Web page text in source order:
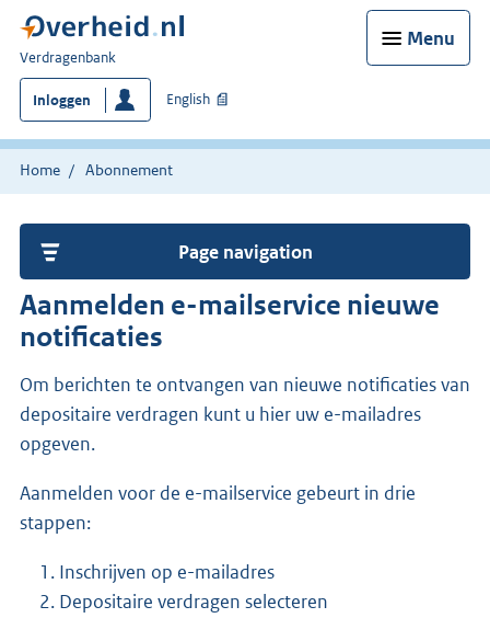
Menu
U
bent
hier:
Verdragenbank
Inloggen English
Home Abonnement
Page navigation
Aanmelden e-mailservice nieuwe
notificaties
Om berichten te ontvangen van nieuwe notificaties van
depositaire verdragen kunt u hier uw e-mailadres
opgeven.
Aanmelden voor de e-mailservice gebeurt in drie
stappen:
Inschrijven op e-mailadres
Depositaire verdragen selecteren